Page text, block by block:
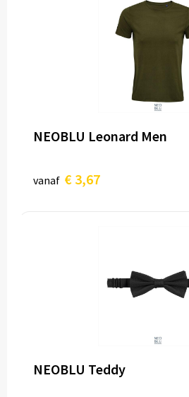
NEOBLU Leonard Men
vanaf € 3,67
NEOBLU Teddy